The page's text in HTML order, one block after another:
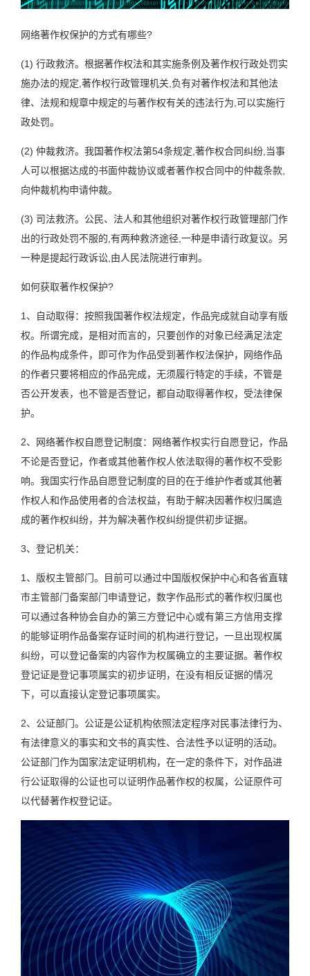
网络著作权保护的方式有哪些?
(1) 行政救济。根据著作权法和其实施条例及著作权行政处罚实
施办法的规定,著作权行政管理机关,负有对著作权法和其他法
律、法规和规章中规定的与著作权有关的违法行为,可以实施行
政处罚。
(2) 仲裁救济。我国著作权法第54条规定,著作权合同纠纷,当事
人可以根据达成的书面仲裁协议或者著作权合同中的仲裁条款,
向仲裁机构申请仲裁。
(3) 司法救济。公民、法人和其他组织对著作权行政管理部门作
出的行政处罚不服的,有两种救济途径,一种是申请行政复议。另
一种是提起行政诉讼,由人民法院进行审判。
如何获取著作权保护?
1、自动取得：按照我国著作权法规定，作品完成就自动享有版
权。所谓完成，是相对而言的，只要创作的对象已经满足法定
的作品构成条件，即可作为作品受到著作权法保护，网络作品
的作者只要将相应的作品完成，无须履行特定的手续，不管是
否公开发表，也不管是否登记，都自动取得著作权，受法律保
护。
2、网络著作权自愿登记制度：网络著作权实行自愿登记，作品
不论是否登记，作者或其他著作权人依法取得的著作权不受影
响。我国实行作品自愿登记制度的目的在于维护作者或其他著
作权人和作品使用者的合法权益，有助于解决因著作权归属造
成的著作权纠纷，并为解决著作权纠纷提供初步证据。
3、登记机关：
1、版权主管部门。目前可以通过中国版权保护中心和各省直辖
市主管部门备案部门申请登记，数字作品形式的著作权归属也
可以通过各种协会自办的第三方登记中心或有第三方信用支撑
的能够证明作品备案存证时间的机构进行登记，一旦出现权属
纠纷，可以登记备案的内容作为权属确立的主要证据。著作权
登记证是登记事项属实的初步证明，在没有相反证据的情况
下，可以直接认定登记事项属实。
2、公证部门。公证是公证机构依照法定程序对民事法律行为、
有法律意义的事实和文书的真实性、合法性予以证明的活动。
公证部门作为国家法定证明机构，在一定的条件下，对作品进
行公证取得的公证也可以证明作品著作权的权属，公证原件可
以代替著作权登记证。